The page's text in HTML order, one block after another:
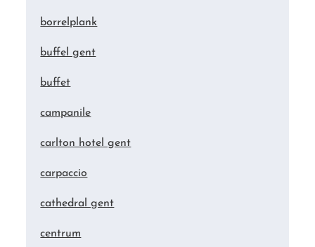
borrelplank
buffel gent
buffet
campanile
carlton hotel gent
carpaccio
cathedral gent
centrum